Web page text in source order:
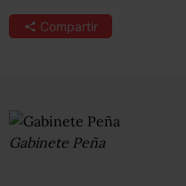
Compartir
Gabinete Peña